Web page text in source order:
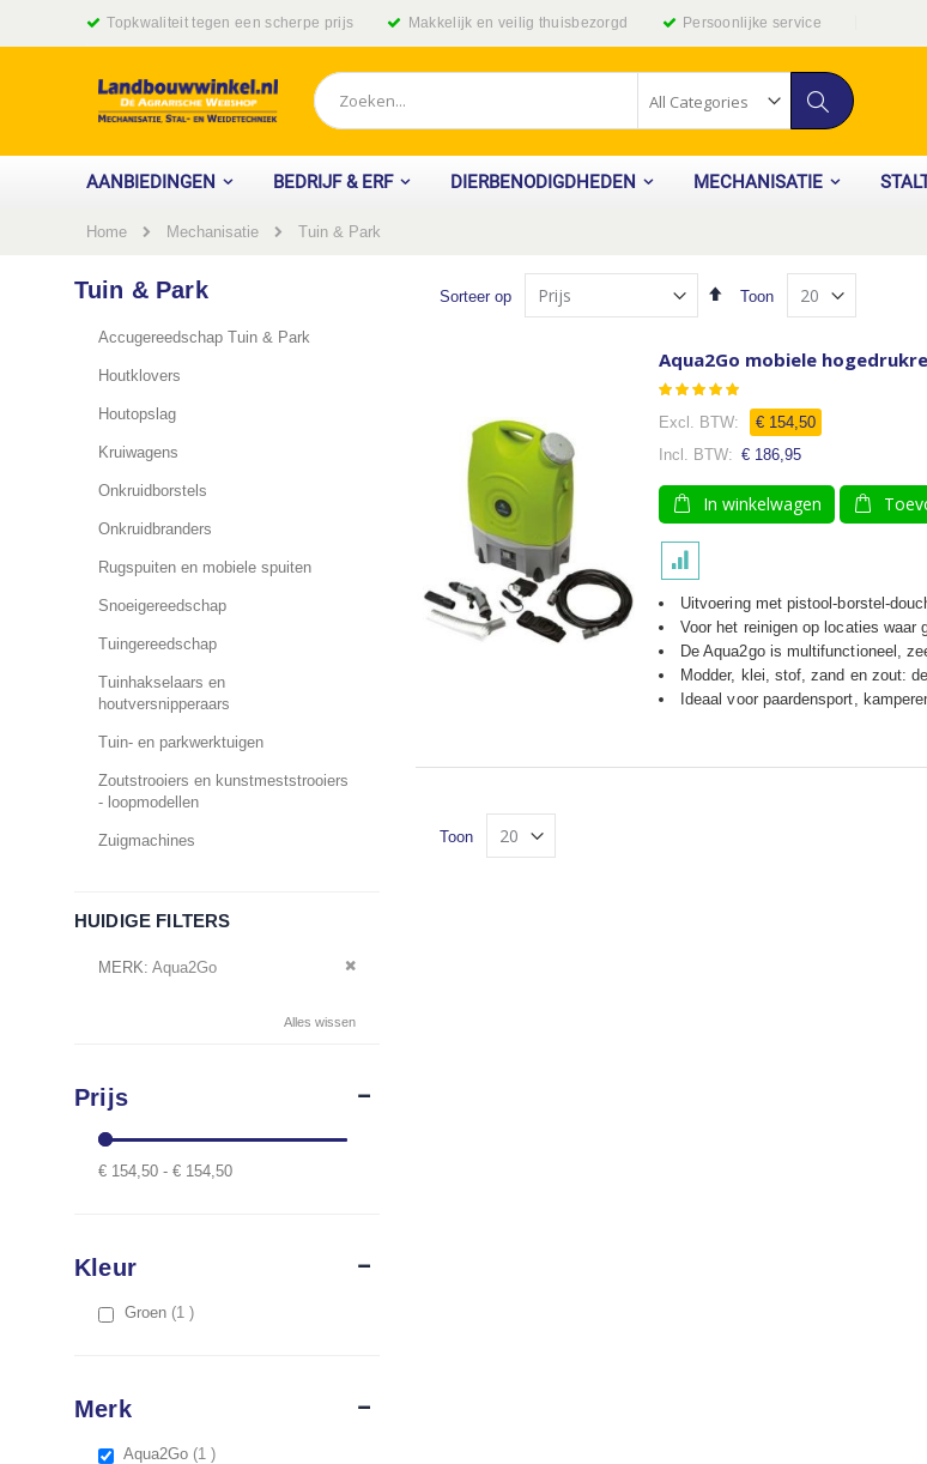
Ga
naar
inhoud
Topkwaliteit tegen een scherpe prijs Makkelijk en veilig thuisbezorgd Persoonlijke service
Zoek
Zoek
AANBIEDINGEN BEDRIJF & ERF DIERBENODIGDHEDEN MECHANISATIE
Home Mechanisatie Tuin & Park
Sorteer op
Van
laag
Toon
Aqua2Go mobiele
Waardering:
€ 154,50
€ 186,95
In winkelwagen
Uitvoering met pistool-borstel-
Voor het reinigen op locaties waar
De Aqua2go is multifunctioneel,
Modder, klei, stof, zand en zout:
Ideaal voor paardensport,
Toon
Tuin & Park
Accugereedschap Tuin & Park
Houtklovers
Houtopslag
Kruiwagens
Onkruidborstels
Onkruidbranders
Rugspuiten en mobiele spuiten
Snoeigereedschap
Tuingereedschap
Tuinhakselaars en
houtversnipperaars
Tuin- en parkwerktuigen
Zoutstrooiers en kunstmeststrooiers
- loopmodellen
Zuigmachines
HUIDIGE FILTERS
MERK Aqua2Go Verwijder dit artikel
Alles wissen
Prijs
€ 154,50 - € 154,50
Kleur
Groen 1 item
Merk
Aqua2Go 1 item